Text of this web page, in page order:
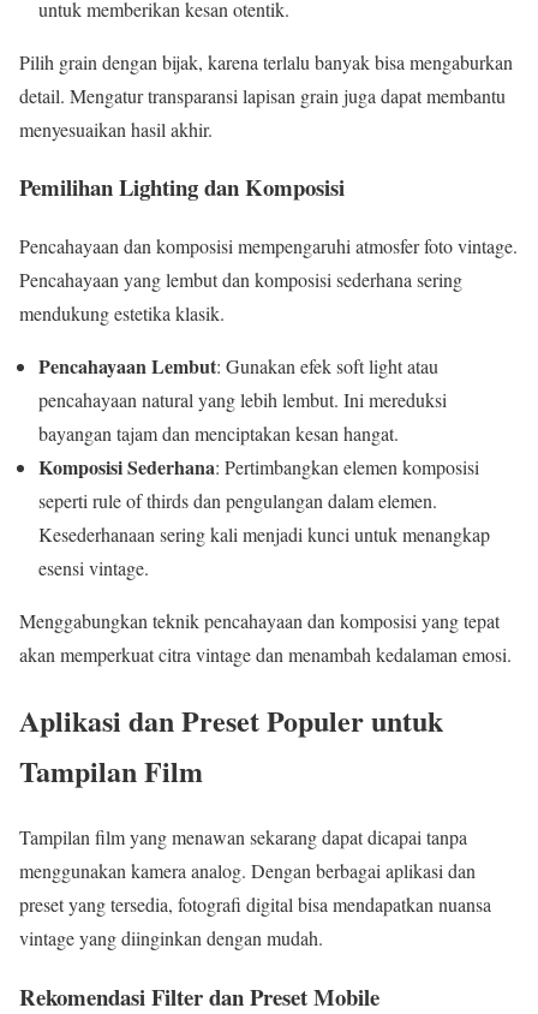
untuk memberikan kesan otentik.
Pilih grain dengan bijak, karena terlalu banyak bisa mengaburkan
detail. Mengatur transparansi lapisan grain juga dapat membantu
menyesuaikan hasil akhir.
Pemilihan Lighting dan Komposisi
Pencahayaan dan komposisi mempengaruhi atmosfer foto vintage.
Pencahayaan yang lembut dan komposisi sederhana sering
mendukung estetika klasik.
Pencahayaan Lembut: Gunakan efek soft light atau
pencahayaan natural yang lebih lembut. Ini mereduksi
bayangan tajam dan menciptakan kesan hangat.
Komposisi Sederhana: Pertimbangkan elemen komposisi
seperti rule of thirds dan pengulangan dalam elemen.
Kesederhanaan sering kali menjadi kunci untuk menangkap
esensi vintage.
Menggabungkan teknik pencahayaan dan komposisi yang tepat
akan memperkuat citra vintage dan menambah kedalaman emosi.
Aplikasi dan Preset Populer untuk
Tampilan Film
Tampilan film yang menawan sekarang dapat dicapai tanpa
menggunakan kamera analog. Dengan berbagai aplikasi dan
preset yang tersedia, fotografi digital bisa mendapatkan nuansa
vintage yang diinginkan dengan mudah.
Rekomendasi Filter dan Preset Mobile